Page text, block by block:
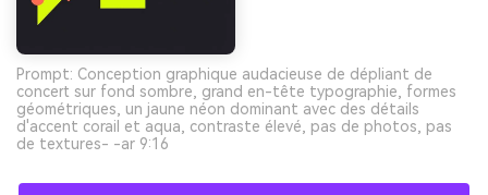
Prompt: Conception graphique audacieuse de dépliant de
concert sur fond sombre, grand en-tête typographie, formes
géométriques, un jaune néon dominant avec des détails
d'accent corail et aqua, contraste élevé, pas de photos, pas
de textures- -ar 9:16